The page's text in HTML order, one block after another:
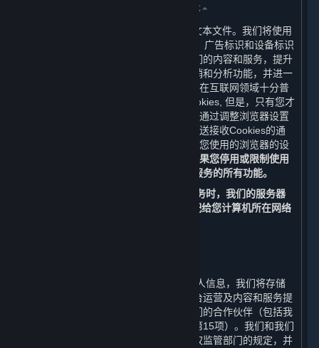
三、 我们如何使用Cookie及其同类技术 ⏶
（一） Cookies是放置于您计算机上的文本文件。我们将使用
Cookie及类似技术（如网站信标、像素、广告标识和设备标识
符等）以帮助我们分析用户如何使用我们的内容和服务，提升
内容和服务的质量与体验，增强市场营销和分析功能，并进一
步加强我们网站的性能。Cookies的使用在互联网领域十分普
遍。虽然绝大多数浏览器会自动接受Cookies, 但是，只有您才
可以最终决定是否接受Cookies。您可以通过调整浏览器设置
阻止Cookies的接收，要求浏览器向您发送接收Cookies的通
知，或者停用Cookies。您可以通过调整您使用的浏览器的设
但请注意，如果您停用或限制使用
Cookies，您可能无法正常使用内容和服务的所有功能。
（二） 当您访问和使用我们的内容和服务时，我们的服务器
会记录您的IP地址。该IP地址是自动分配给您计算机所在网络
（一） 在中华人民共和国境内收集的个人信息，我们将存储
在中华人民共和国境内。为更好地为平台运营及内容和服务提
供支持，您的部分数据可能被传输至我们的合作伙伴（包括我
们的许可方，其联系方式请见第十一条第15项）。我们和我们
的合作伙伴会遵守适用的法律法规和有权监管部门的规定，并